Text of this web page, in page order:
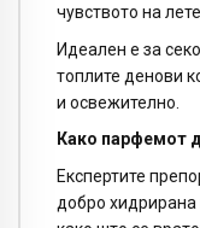
чувството на
Идеален е за
топлите денови
и освежително.
Како парфемот
Експертите
добро хидрирана